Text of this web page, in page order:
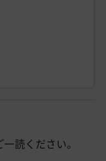
一読ください。